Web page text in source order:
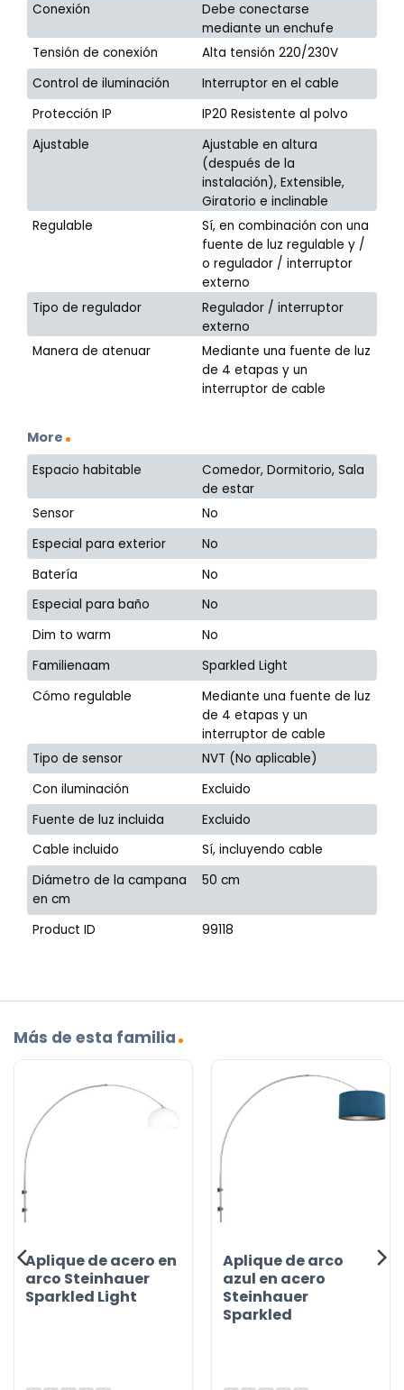
Conexión
Debe conectarse
mediante un enchufe
Tensión de conexión
Alta tensión 220/230V
Control de iluminación
Interruptor en el cable
Protección IP
IP20 Resistente al polvo
Ajustable
Ajustable en altura
(después de la
instalación), Extensible,
Giratorio e inclinable
Regulable
Sí, en combinación con una
fuente de luz regulable y /
o regulador / interruptor
externo
Tipo de regulador
Regulador / interruptor
externo
Manera de atenuar
Mediante una fuente de luz
de 4 etapas y un
interruptor de cable
More
Espacio habitable
Comedor, Dormitorio, Sala
de estar
Sensor
No
Especial para exterior
No
Batería
No
Especial para baño
No
Dim to warm
No
Familienaam
Sparkled Light
Cómo regulable
Mediante una fuente de luz
de 4 etapas y un
interruptor de cable
Tipo de sensor
NVT (No aplicable)
Con iluminación
Excluido
Fuente de luz incluida
Excluido
Cable incluido
Sí, incluyendo cable
Diámetro de la campana
en cm
50 cm
Product ID 99118
Más de esta familia
Aplique de acero en
arco Steinhauer
Sparkled Light
Aplique de arco
azul en acero
Steinhauer
Sparkled